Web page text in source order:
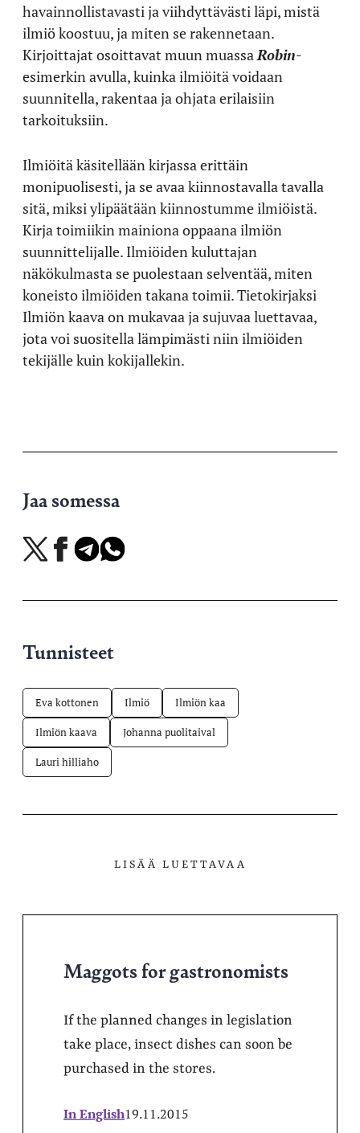
havainnollistavasti ja viihdyttävästi läpi, mistä
ilmiö koostuu, ja miten se rakennetaan.
Kirjoittajat osoittavat muun muassa Robin-
esimerkin avulla, kuinka ilmiöitä voidaan
suunnitella, rakentaa ja ohjata erilaisiin
tarkoituksiin.
Ilmiöitä käsitellään kirjassa erittäin
monipuolisesti, ja se avaa kiinnostavalla tavalla
sitä, miksi ylipäätään kiinnostumme ilmiöistä.
Kirja toimiikin mainiona oppaana ilmiön
suunnittelijalle. Ilmiöiden kuluttajan
näkökulmasta se puolestaan selventää, miten
koneisto ilmiöiden takana toimii. Tietokirjaksi
Ilmiön kaava on mukavaa ja sujuvaa luettavaa,
jota voi suositella lämpimästi niin ilmiöiden
tekijälle kuin kokijallekin.
Jaa somessa
Jaa
X-
Jaa
Facebookissa
Jaa
Telegramissa
Jaa
WhatsAppissa
Tunnisteet
Eva kottonen Ilmiö Ilmiön kaa
Ilmiön kaava Johanna puolitaival
Lauri hilliaho
LISÄÄ LUETTAVAA
Maggots for gastronomists
If the planned changes in legislation
take place, insect dishes can soon be
purchased in the stores.
In English19.11.2015